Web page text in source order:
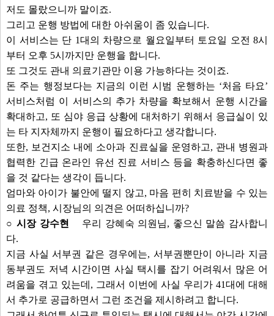
저도 몰랐으니까 말이죠.
그리고 운행 방법에 대한 아쉬움이 좀 있습니다.
이 서비스는 단 1대의 차량으로 월요일부터 토요일 오전 8시
부터 오후 5시까지만 운행을 합니다.
또 그것도 관내 의료기관만 이용 가능하다는 것이죠.
돈 주는 행정보다는 지금의 이런 시범 운행하는 ‘처음 타요’
서비스처럼 이 서비스의 추가 차량을 확보해서 운행 시간을
확대하고, 또 심야 응급 상황에 대처하기 위해서 응급실이 있
는 타 지자체까지 운행이 필요하다고 생각합니다.
또한, 보건지소 내에 소아과 진료실을 운영하고, 관내 병원과
협력한 긴급 온라인 유선 진료 서비스 등을 확충하신다면 좋
을 것 같다는 생각이 듭니다.
엄마와 아이가 불안에 떨지 않고, 마음 편히 치료받을 수 있는
의료 정책, 시장님의 의견은 어떠하십니까?
○ 시장 강수현
우리 강혜숙 의원님, 좋으신 말씀 감사합니
다.
지금 사실 서부권 같은 경우에는, 서부권뿐만이 아니라 지금
동부권도 저녁 시간이면 사실 택시를 잡기 어려워서 많은 어
려움을 겪고 있는데, 그래서 이번에 사실 우리가 41대에 대해
서 추가로 공급하면서 그런 조건을 제시하려고 합니다.